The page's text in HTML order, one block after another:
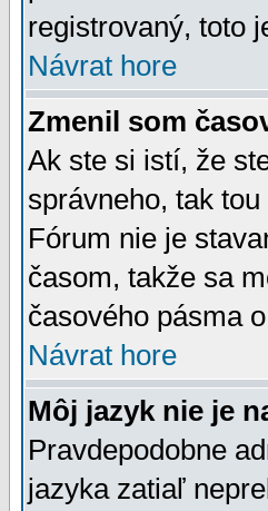
registrovaný, toto
Návrat hore
Zmenil som
Ak ste si istí, že
správneho, tak
Fórum nie je
časom, takže sa
časového pásma
Návrat hore
Môj jazyk nie je
Pravdepodobne
jazyka zatiaľ